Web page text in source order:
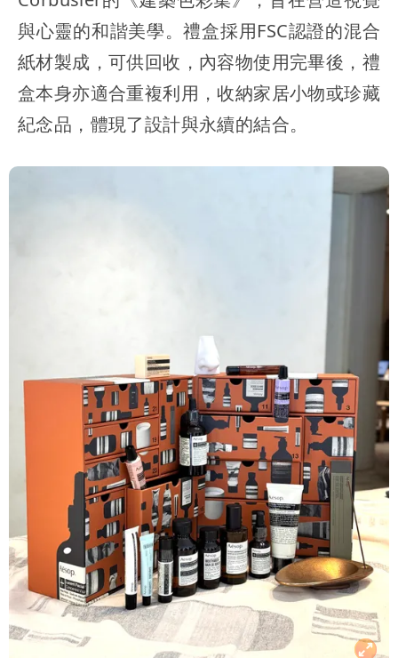
與心靈的和諧美學。禮盒採用FSC認證的混合
紙材製成，可供回收，內容物使用完畢後，禮
盒本身亦適合重複利用，收納家居小物或珍藏
紀念品，體現了設計與永續的結合。